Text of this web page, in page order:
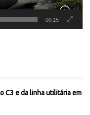
00:15
C3 e da linha utilitária em